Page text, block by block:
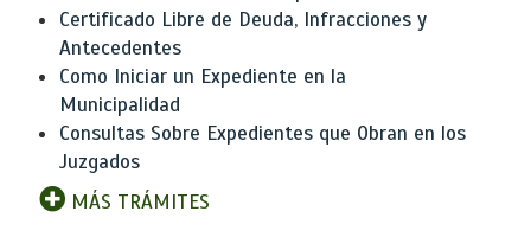
Certificado Libre de Deuda, Infracciones y
Antecedentes
Como Iniciar un Expediente en la
Municipalidad
Consultas Sobre Expedientes que Obran en los
Juzgados
MÁS TRÁMITES